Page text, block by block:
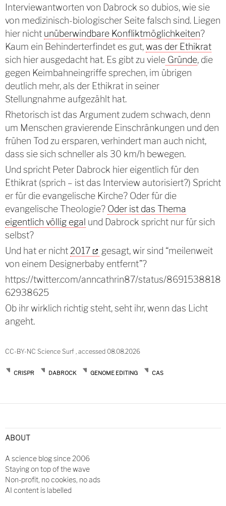
Interviewantworten von Dabrock so dubios, wie sie
von medizinisch-biologischer Seite falsch sind. Liegen
hier nicht unüberwindbare Konfliktmöglichkeiten?
Kaum ein Behinderterfindet es gut,was der Ethikrat
sich hier ausgedacht hat. Es gibt zu viele Gründe, die
gegen Keimbahneingriffe sprechen, im übrigen
deutlich mehr, als der Ethikrat in seiner
Stellungnahme aufgezählt hat.
Rhetorisch ist das Argument zudem schwach, denn
um Menschen gravierende Einschränkungen und den
frühen Tod zu ersparen, verhindert man auch nicht,
dass sie sich schneller als 30 km/h bewegen.
Und spricht Peter Dabrock hier eigentlich für den
Ethikrat (sprich – ist das Interview autorisiert?) Spricht
er für die evangelische Kirche? Oder für die
evangelische Theologie? Oder ist das Thema
eigentlich völlig egal und Dabrock spricht nur für sich
selbst?
Und hat er nicht 2017
gesagt, wir sind “meilenweit
von einem Designerbaby entfernt”?
https://twitter.com/anncathrin87/status/8691538818
62938625
Ob ihr wirklich richtig steht, seht ihr, wenn das Licht
angeht.
CC-BY-NC Science Surf , accessed 08.08.2026
CRISPR DABROCK GENOME EDITING CAS
navigation
ABOUT
A science blog since 2006
Staying on top of the wave
Non-profit, no cookies, no ads
AI content is labelled